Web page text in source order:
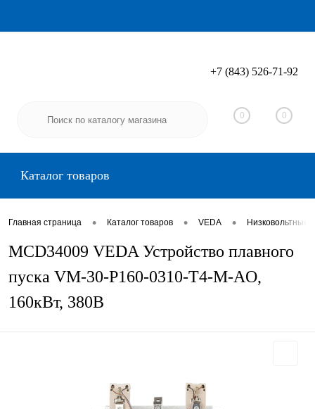
Вход Регистрация
+7 (843) 526-71-92
0 0
Каталог товаров
Главная страница • Каталог товаров • VEDA •
MCD34009 VEDA Устройство плавного
пуска VM-30-P160-0310-T4-M-AO,
160кВт, 380В